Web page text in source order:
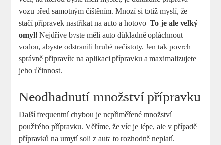
vozu před samotným čištěním. Mnozí si totiž myslí, že
stačí přípravek nastříkat na auto a hotovo.To je ale velký
omyl! Nejdříve byste měli auto důkladně opláchnout
vodou, abyste odstranili hrubé nečistoty. Jen tak povrch
správně připravíte na aplikaci přípravku a maximalizujete
jeho účinnost.
Neodhadnutí množství přípravku
Další frequentní chybou je nepřiměřené množství
použitého přípravku. Věříme, že víc je lépe, ale v případě
přípravků na umytí soli z auta to rozhodně neplatí.